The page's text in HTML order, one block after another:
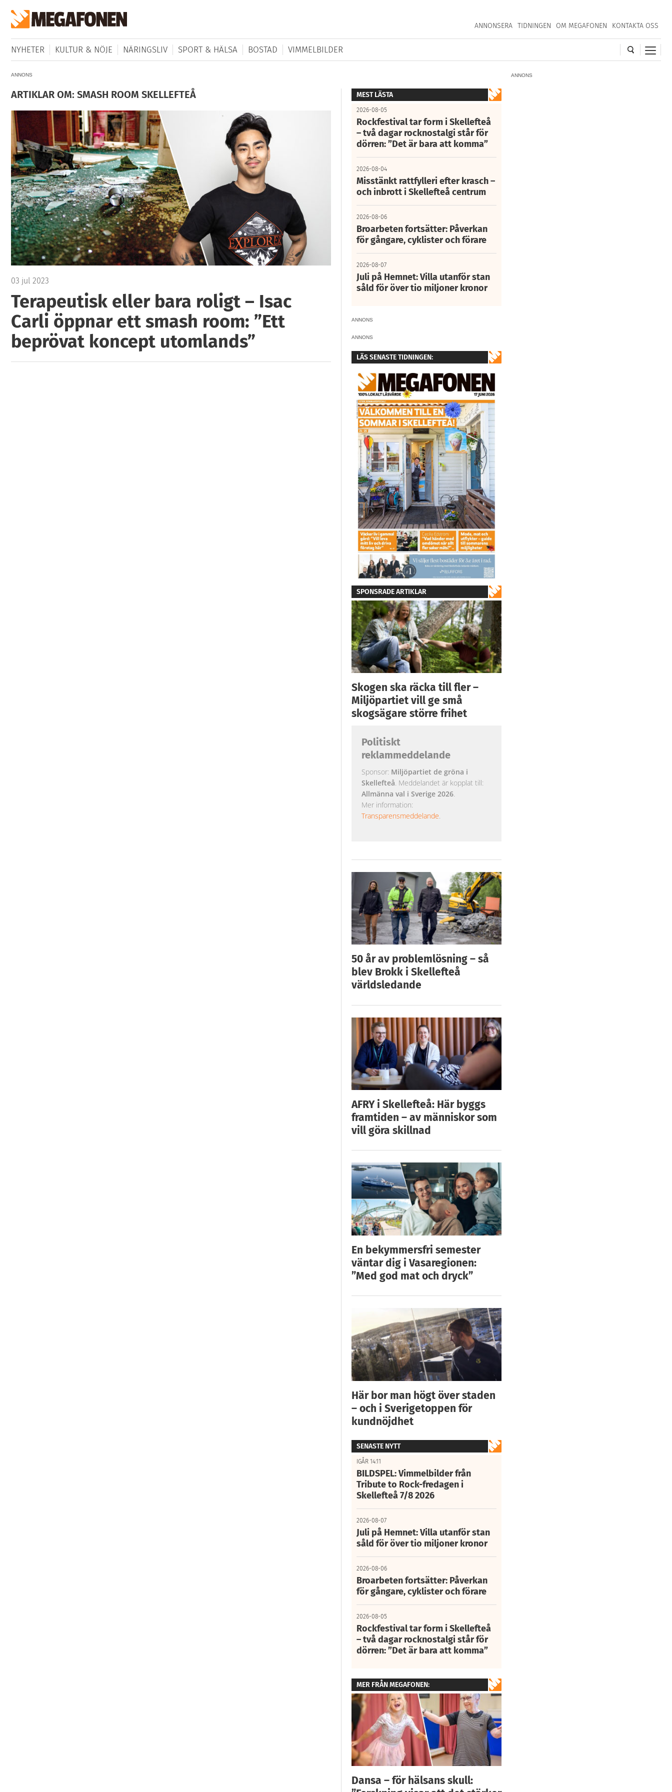
ANNONSERA TIDNINGEN OM MEGAFONEN KONTAKTA OSS
NYHETER KULTUR & NÖJE NÄRINGSLIV SPORT & HÄLSA BOSTAD VIMMELBILDER
ANNONS
ANNONS
ARTIKLAR OM: SMASH ROOM SKELLEFTEÅ
03 jul 2023
Terapeutisk eller bara roligt – Isac
Carli öppnar ett smash room: ”Ett
beprövat koncept utomlands”
MEST LÄSTA
2026-08-05
Rockfestival tar form i Skellefteå
– två dagar rocknostalgi står för
dörren: ”Det är bara att komma”
2026-08-04
Misstänkt rattfylleri efter krasch –
och inbrott i Skellefteå centrum
2026-08-06
Broarbeten fortsätter: Påverkan
för gångare, cyklister och förare
2026-08-07
Juli på Hemnet: Villa utanför stan
såld för över tio miljoner kronor
ANNONS
ANNONS
LÄS SENASTE TIDNINGEN:
SPONSRADE ARTIKLAR
Skogen ska räcka till fler –
Miljöpartiet vill ge små
skogsägare större frihet
Politiskt
reklammeddelande
Sponsor: Miljöpartiet de gröna i
Skellefteå. Meddelandet är kopplat till:
Allmänna val i Sverige 2026.
Mer information:
Transparensmeddelande.
50 år av problemlösning – så
blev Brokk i Skellefteå
världsledande
AFRY i Skellefteå: Här byggs
framtiden – av människor som
vill göra skillnad
En bekymmersfri semester
väntar dig i Vasaregionen:
”Med god mat och dryck”
Här bor man högt över staden
– och i Sverigetoppen för
kundnöjdhet
SENASTE NYTT
IGÅR 14:11
BILDSPEL: Vimmelbilder från
Tribute to Rock-fredagen i
Skellefteå 7/8 2026
2026-08-07
Juli på Hemnet: Villa utanför stan
såld för över tio miljoner kronor
2026-08-06
Broarbeten fortsätter: Påverkan
för gångare, cyklister och förare
2026-08-05
Rockfestival tar form i Skellefteå
– två dagar rocknostalgi står för
dörren: ”Det är bara att komma”
MER FRÅN MEGAFONEN:
Dansa – för hälsans skull: